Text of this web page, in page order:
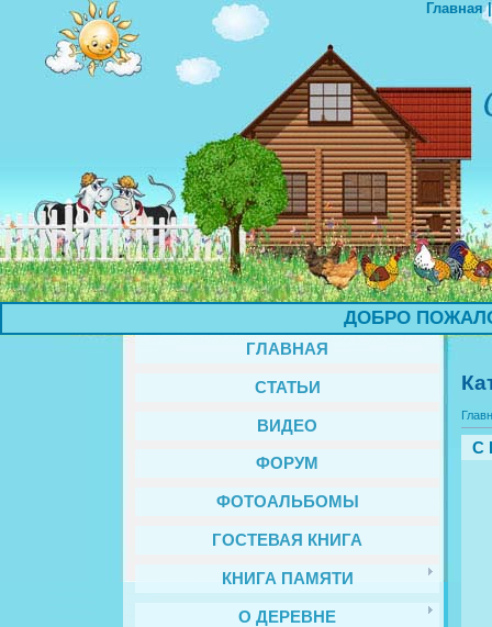
Главная
ДОБРО
ГЛАВНАЯ
СТАТЬИ
ВИДЕО
ФОРУМ
ФОТОАЛЬБОМЫ
ГОСТЕВАЯ КНИГА
КНИГА ПАМЯТИ
О ДЕРЕВНЕ
C